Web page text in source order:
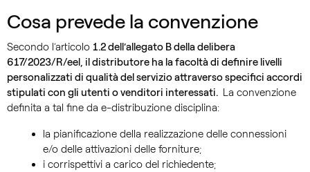
Cosa prevede la convenzione
Secondo l’articolo 1.2 dell’allegato B della delibera
617/2023/R/eel, il distributore ha la facoltà di definire livelli
personalizzati di qualità del servizio attraverso specifici accordi
stipulati con gli utenti o venditori interessati. La convenzione
definita a tal fine da e-distribuzione disciplina:
la pianificazione della realizzazione delle connessioni
e/o delle attivazioni delle forniture;
i corrispettivi a carico del richiedente;